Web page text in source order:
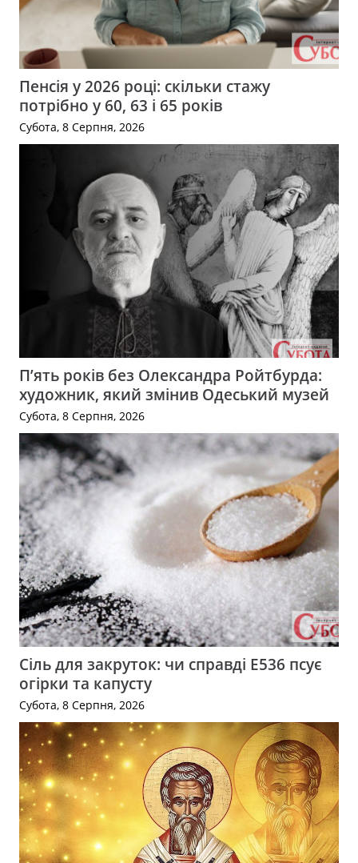
Пенсія у 2026 році: скільки стажу
потрібно у 60, 63 і 65 років
Субота, 8 Серпня, 2026
П’ять років без Олександра Ройтбурда:
художник, який змінив Одеський музей
Субота, 8 Серпня, 2026
Сіль для закруток: чи справді Е536 псує
огірки та капусту
Субота, 8 Серпня, 2026